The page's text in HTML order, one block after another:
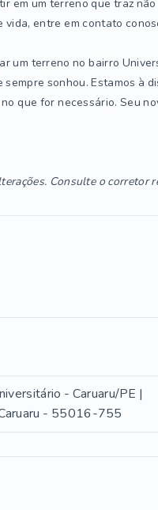
em um terreno que traz
vida, entre em contato
um terreno no bairro
sonhou. Estamos à
que for necessário. Seu
Consulte o corretor
- Caruaru/PE |
- 55016-755